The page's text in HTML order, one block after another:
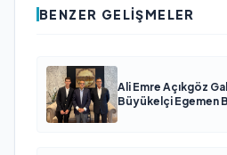
BENZER GELIŞMELER
Ali Emre Açıkgöz
Büyükelçi Egemen